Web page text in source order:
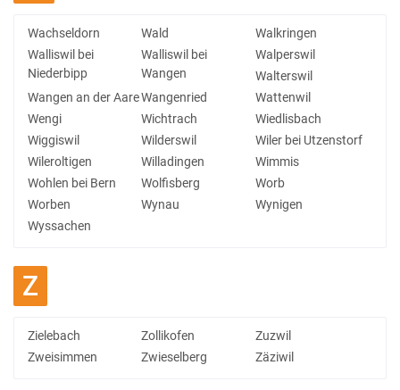
Wachseldorn Wald
Walkringen
Walliswil bei
Niederbipp
Walliswil bei
Wangen
Walperswil
Walterswil
Wangen an der AareWangenried
Wattenwil
Wengi
Wichtrach
Wiedlisbach
Wiggiswil
Wilderswil
Wiler bei Utzenstorf
Wileroltigen
Willadingen
Wimmis
Wohlen bei Bern
Wolfisberg
Worb
Worben
Wynau
Wynigen
Wyssachen
Z
Zielebach Zollikofen
Zuzwil
Zweisimmen
Zwieselberg Zäziwil